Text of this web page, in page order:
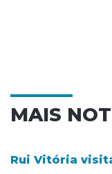
MAIS
Rui Vitória